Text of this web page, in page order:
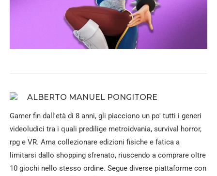
ALBERTO MANUEL PONGITORE
Gamer fin dall'età di 8 anni, gli piacciono un po' tutti i generi
videoludici tra i quali predilige metroidvania, survival horror,
rpg e VR. Ama collezionare edizioni fisiche e fatica a
limitarsi dallo shopping sfrenato, riuscendo a comprare oltre
10 giochi nello stesso ordine. Segue diverse piattaforme con